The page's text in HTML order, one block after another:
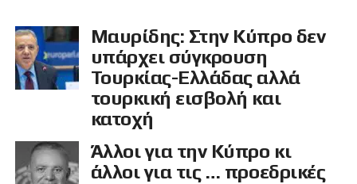
Μαυρίδης: Στην Κύπρο δεν
υπάρχει σύγκρουση
Τουρκίας-Ελλάδας αλλά
τουρκική εισβολή και
κατοχή
Άλλοι για την Κύπρο κι
άλλοι για τις … προεδρικές